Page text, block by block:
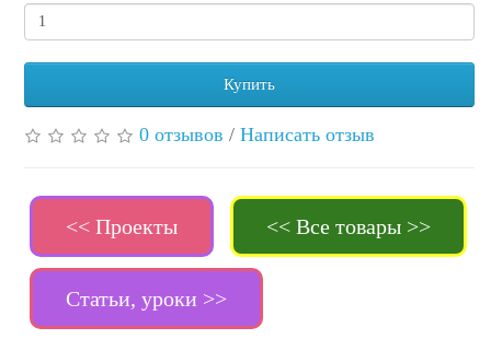
Купить
0 отзывов / Написать отзыв
<< Проекты << Все товары >>
Статьи, уроки >>